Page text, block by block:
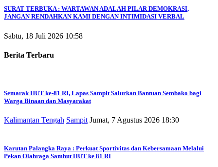
SURAT TERBUKA : WARTAWAN ADALAH PILAR DEMOKRASI,
JANGAN RENDAHKAN KAMI DENGAN INTIMIDASI VERBAL
Sabtu, 18 Juli 2026 10:58
Berita Terbaru
Semarak HUT ke-81 RI, Lapas Sampit Salurkan Bantuan Sembako bagi
Warga Binaan dan Masyarakat
Kalimantan Tengah Sampit Jumat, 7 Agustus 2026 18:30
Karutan Palangka Raya : Perkuat Sportivitas dan Kebersamaan Melalui
Pekan Olahraga Sambut HUT ke 81 RI